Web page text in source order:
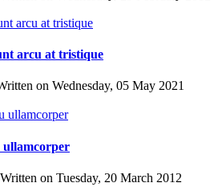
arcu at tristique
on Wednesday, 05 May 2021
ullamcorper
Written on Tuesday, 20 March 2012